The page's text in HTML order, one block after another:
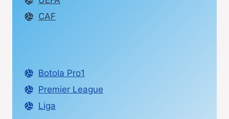
CAF
Botola Pro1
Premier League
Liga